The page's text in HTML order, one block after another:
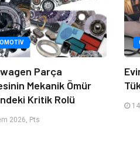
Parça
Mekanik Ömür
Kritik Rolü
2026, Pts
14